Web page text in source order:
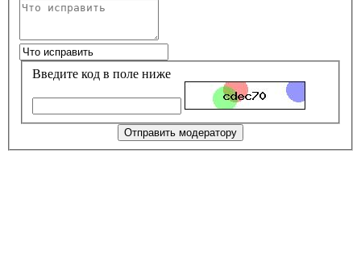
Введите код в поле ниже
Отправить модератору